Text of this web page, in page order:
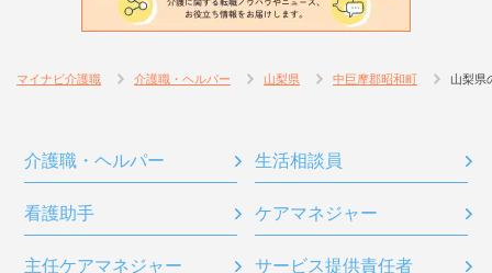
マイナビ介護職 介護職・ヘルパー 山梨県 中巨摩郡昭和町 山梨県
介護職・ヘルパー 生活相談員
看護助手 ケアマネジャー
主任ケアマネジャー サービス提供責任者